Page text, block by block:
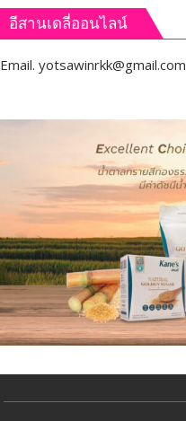
อีสานเดลี่ออนไลน์
Email. yotsawinrkk@gmail.com